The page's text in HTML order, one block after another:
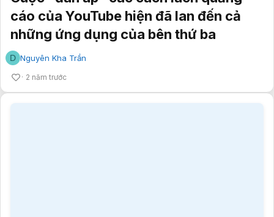
cáo của YouTube hiện đã lan đến cả
những ứng dụng của bên thứ ba
D Nguyên Kha Trần
2 năm trước